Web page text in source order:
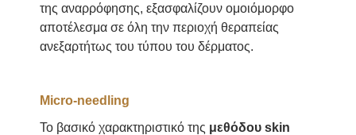
της αναρρόφησης, εξασφαλίζουν ομοιόμορφο
αποτέλεσμα σε όλη την περιοχή θεραπείας
ανεξαρτήτως του τύπου του δέρματος.
Micro-needling
Το βασικό χαρακτηριστικό της μεθόδου skin